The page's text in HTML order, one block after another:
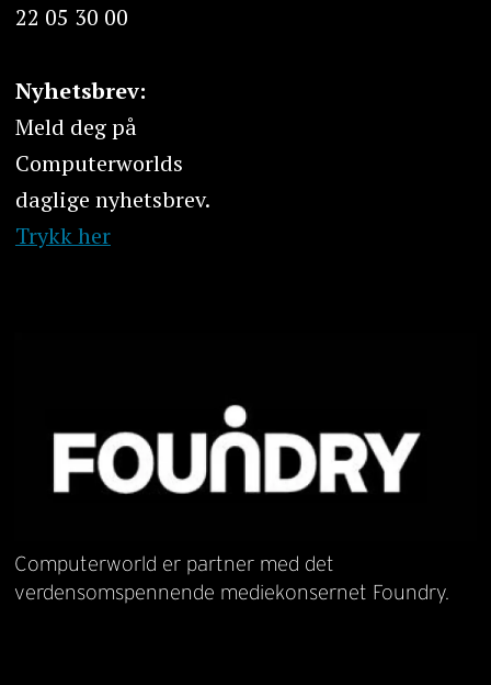
22 05 30 00
Nyhetsbrev:
Meld deg på
Computerworlds
daglige nyhetsbrev.
Trykk her
Computerworld er partner med det
verdensomspennende mediekonsernet Foundry.